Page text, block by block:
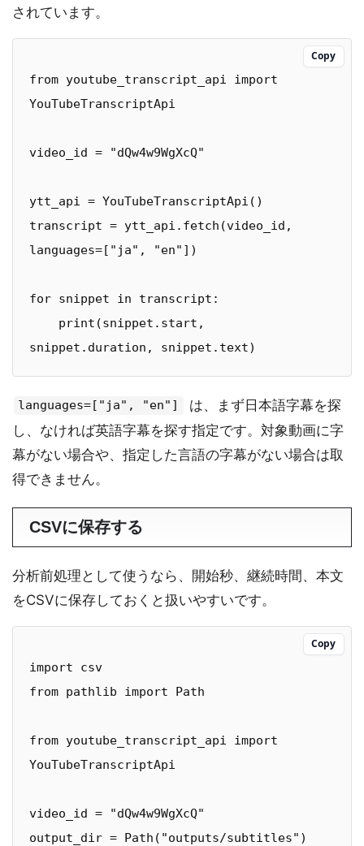
されています。
from youtube_transcript_api import
YouTubeTranscriptApi
video_id = "dQw4w9WgXcQ"
ytt_api = YouTubeTranscriptApi()
transcript = ytt_api.fetch(video_id,
languages=["ja", "en"])
for snippet in transcript:
snippet.duration, snippet.text)
Copy
languages=["ja", "en"]
は、まず日本語字幕を探
し、なければ英語字幕を探す指定です。対象動画に字
幕がない場合や、指定した言語の字幕がない場合は取
得できません。
CSVに保存する
分析前処理として使うなら、開始秒、継続時間、本文
をCSVに保存しておくと扱いやすいです。
import csv
from pathlib import Path
from youtube_transcript_api import
YouTubeTranscriptApi
video_id = "dQw4w9WgXcQ"
output_dir = Path("outputs/subtitles")
Copy